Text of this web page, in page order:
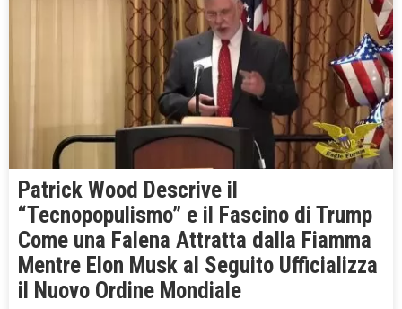
Patrick Wood Descrive il
“Tecnopopulismo” e il Fascino di Trump
Come una Falena Attratta dalla Fiamma
Mentre Elon Musk al Seguito Ufficializza
il Nuovo Ordine Mondiale